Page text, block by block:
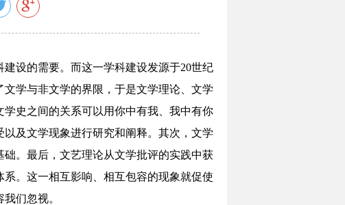
设的需要。而这一学科建设发源于20世纪
学与非文学的界限，于是文学理论、文学
史之间的关系可以用你中有我、我中有你
及文学现象进行研究和阐释。其次，文学
。最后，文艺理论从文学批评的实践中获
。这一相互影响、相互包容的现象就促使
们忽视。